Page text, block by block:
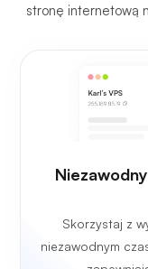
stronę internetową
Skorzystaj z
niezawodnym